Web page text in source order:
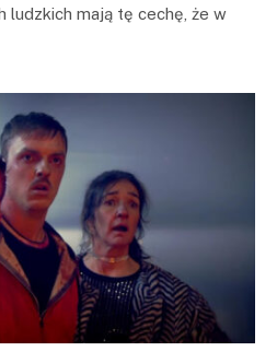
ludzkich mają tę cechę, że w